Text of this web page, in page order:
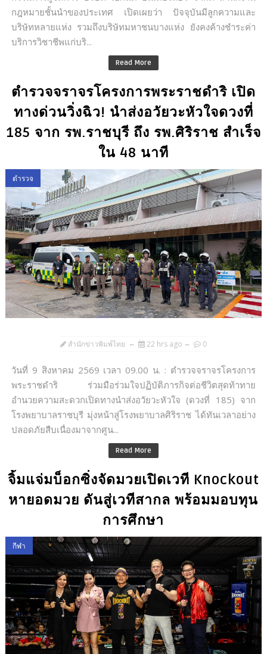
กฎหมายชั้นนำของประเทศ เปิดเผยว่า ปัจจุบันมีลูกความและ
บริษัทหลายแห่ง รวมถึงบริษัทมหาชนบางแห่ง ยังคงค้างชำระค่า
บริการวิชาชีพแก่บริ...
Read More
ตำรวจจราจรโครงการพระราชดำริ เปิด
ทางด่วนวิ่งฉิว! นำส่งอวัยวะหัวใจดวงที่
185 จาก รพ.ราชบุรี ถึง รพ.ศิริราช สำเร็จ
ใน 48 นาที
ตำรวจ
สำนักข่าวพิมพ์ไทย 22 hrs ago 0
วันที่ 9 สิงหาคม 2569 เวลา 09.00 น. : ตำรวจจราจรโครงการ
พระราชดำริ ร่วมมือร่วมใจปฏิบัติภารกิจต่อชีวิตสุดท้าทาย
อำนวยความสะดวกเปิดทางนำส่งอวัยวะหัวใจ (ดวงที่ 185) จาก
โรงพยาบาลราชบุรี มุ่งหน้าสู่โรงพยาบาลศิริราช ได้ทันเวลาอย่าง
ปลอดภัยสืบเนื่องมาจากศูน...
Read More
จิ้มแจ่มบ็อกซิ่งจัดมวยเปิดเวที Knockout
หายอดมวย ดันสู่เวทีสากล พร้อมมอบทุน
การศึกษา
กีฬา